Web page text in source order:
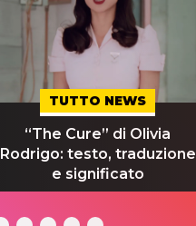
TUTTO NEWS
“The Cure” di Olivia
Rodrigo: testo, traduzione
e significato